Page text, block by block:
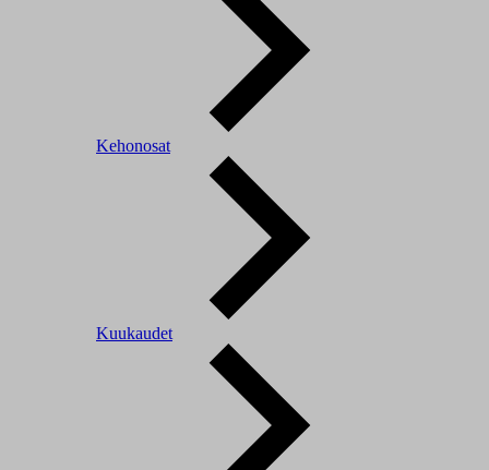
Kehonosat
Kuukaudet